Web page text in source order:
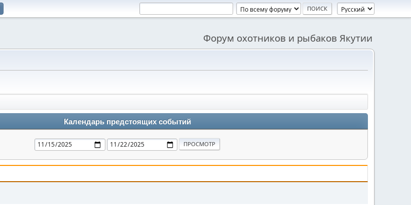
Форум охотников и рыбаков Якутии
Календарь предстоящих событий